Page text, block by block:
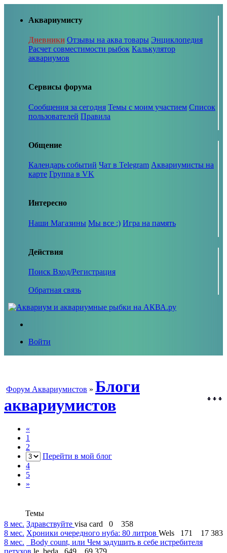
Аквариумисту
Дневники Отзывы на аква товары Энциклопедия
Расчет совместимости рыбок Калькулятор
аквариумов
Сервисы форума
Сообщения за сегодня Темы с моим участием Список
пользователей Правила
Общение
Календарь событий Чат в Telegram Аквариумисты на
карте Группа в VK
Интересно
Наши Магазины Мы все :) Игра на память
Действия
Поиск Вход/Регистрация
Обратная связь
Войти
Форум Аквариумистов » Блоги
аквариумистов
«
1
2
4
5
»
Перейти в мой блог
Темы
8 мес. Здравствуйте visa card 0
358
8 мес. Хроники очередного нуба: 80 литров Wels 171
17 383
8 мес.
Body count, или Чем задушить в себе истребителя
петухов le_beda 649
69 379